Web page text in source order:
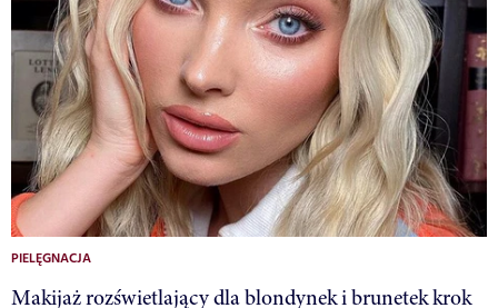
PIELĘGNACJA
Makijaż rozświetlający dla blondynek i brunetek krok